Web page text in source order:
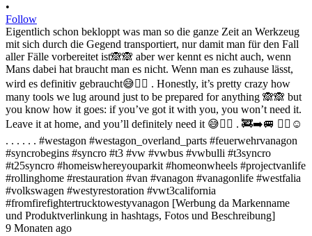
•
Follow
Eigentlich schon bekloppt was man so die ganze Zeit an Werkzeug
mit sich durch die Gegend transportiert, nur damit man für den Fall
aller Fälle vorbereitet ist🙈🙈 aber wer kennt es nicht auch, wenn
Mans dabei hat braucht man es nicht. Wenn man es zuhause lässt,
wird es definitiv gebraucht😅✌🏻 . Honestly, it’s pretty crazy how
many tools we lug around just to be prepared for anything 🙈🙈 but
you know how it goes: if you’ve got it with you, you won’t need it.
Leave it at home, and you’ll definitely need it 😅✌🏻 . 🚒➡️🚐 ✌🏻☺️
. . . . . . #westagon #westagon_overland_parts #feuerwehrvanagon
#syncrobegins #syncro #t3 #vw #vwbus #vwbulli #t3syncro
#t25syncro #homeiswhereyouparkit #homeonwheels #projectvanlife
#rollinghome #restauration #van #vanagon #vanagonlife #westfalia
#volkswagen #westyrestoration #vwt3california
#fromfirefightertrucktowestyvanagon [Werbung da Markenname
und Produktverlinkung in hashtags, Fotos und Beschreibung]
9 Monaten ago